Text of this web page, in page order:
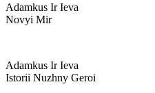
Adamkus Ir Ieva
Novyi Mir
Adamkus Ir Ieva
Istorii Nuzhny Geroi